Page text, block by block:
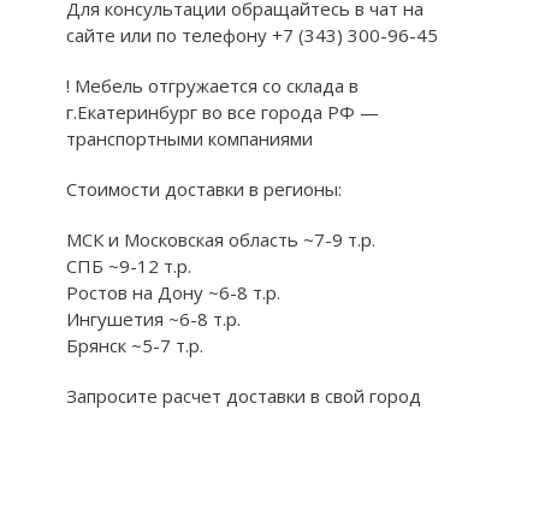
Для консультации обращайтесь в чат на
сайте или по телефону +7 (343) 300-96-45
! Мебель отгружается со склада в
г.Екатеринбург во все города РФ —
транспортными компаниями
Стоимости доставки в регионы:
МСК и Московская область ~7-9 т.р.
СПБ ~9-12 т.р.
Ростов на Дону ~6-8 т.р.
Ингушетия ~6-8 т.р.
Брянск ~5-7 т.р.
Запросите расчет доставки в свой город